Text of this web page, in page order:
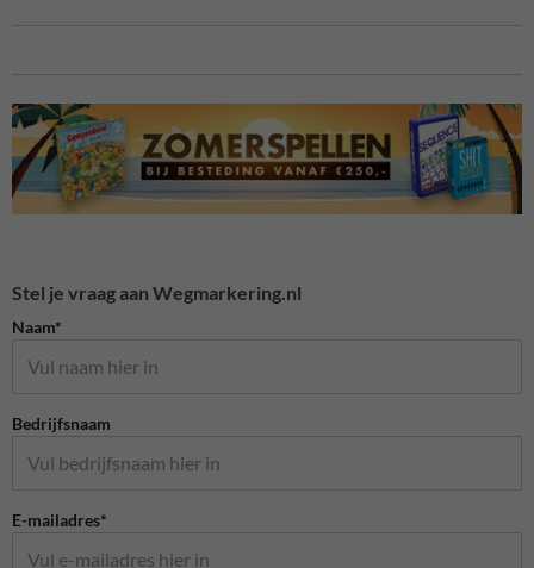
Stel je vraag aan Wegmarkering.nl
Naam*
Bedrijfsnaam
E-mailadres*